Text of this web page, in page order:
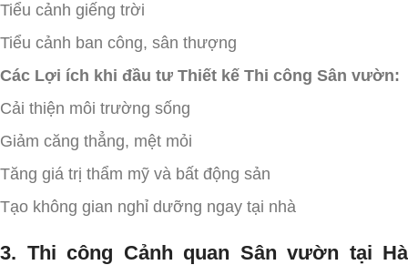
Tiểu cảnh giếng trời
Tiểu cảnh ban công, sân thượng
Các Lợi ích khi đầu tư Thiết kế Thi công Sân vườn:
Cải thiện môi trường sống
Giảm căng thẳng, mệt mỏi
Tăng giá trị thẩm mỹ và bất động sản
Tạo không gian nghỉ dưỡng ngay tại nhà
3. Thi công Cảnh quan Sân vườn tại Hà